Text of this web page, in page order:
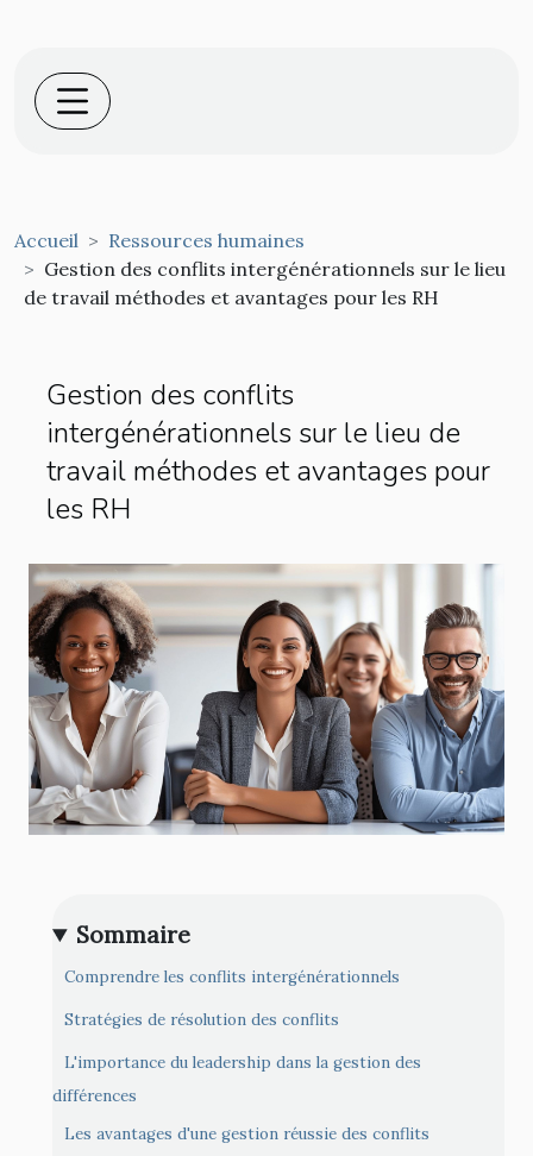
Accueil
Ressources humaines
Gestion des conflits intergénérationnels sur le lieu
de travail méthodes et avantages pour les RH
Gestion des conflits
intergénérationnels sur le lieu de
travail méthodes et avantages pour
les RH
Sommaire
Comprendre les conflits intergénérationnels
Stratégies de résolution des conflits
L'importance du leadership dans la gestion des
différences
Les avantages d'une gestion réussie des conflits